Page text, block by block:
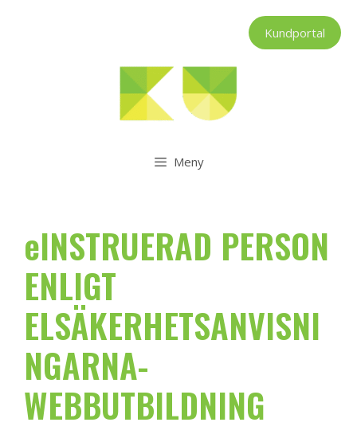
Kundportal
Meny
eINSTRUERAD PERSON
ENLIGT
ELSÄKERHETSANVISNI
NGARNA-
WEBBUTBILDNING